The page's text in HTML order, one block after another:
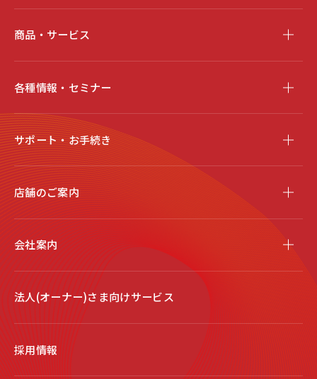
商品・サービス
各種情報・セミナー
サポート・お手続き
店舗のご案内
会社案内
法人(オーナー)さま向けサービス
採用情報